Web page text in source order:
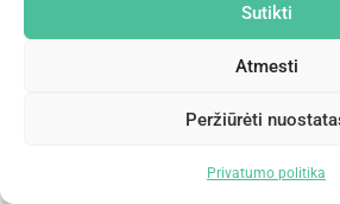
Sutikti
Atmesti
Peržiūrėti
Privatumo politika
us
a
uk
ų
pa
rti
m
ai